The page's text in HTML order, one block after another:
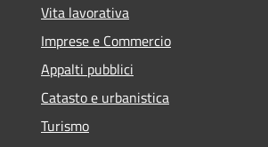
Vita lavorativa
Imprese e Commercio
Appalti pubblici
Catasto e urbanistica
Turismo